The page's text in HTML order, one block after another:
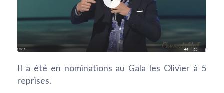
Il a été en nominations au Gala les Olivier à 5
reprises.